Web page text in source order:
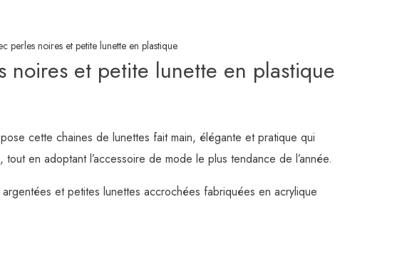
perles noires et petite lunette en plastique
noires et petite lunette en plastique
cette chaines de lunettes fait main, élégante et pratique qui
en adoptant l’accessoire de mode le plus tendance de l’année.
et petites lunettes accrochées fabriquées en acrylique